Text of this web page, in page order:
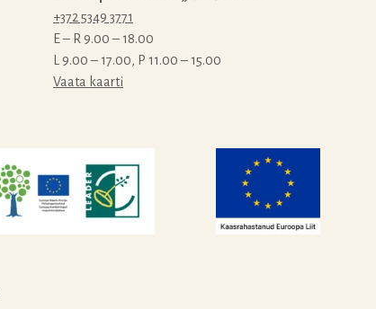
+372 5349 3771
E – R 9.00 – 18.00
L 9.00 – 17.00, P 11.00 – 15.00
Vaata kaarti